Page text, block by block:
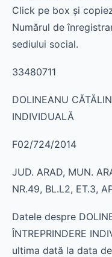
Click pe box și
Numărul de
sediului social.
33480711
DOLINEANU
INDIVIDUALĂ
F02/724/2014
JUD. ARAD, MUN.
NR.49, BL.L2, ET.3,
Datele despre
ÎNTREPRINDERE
ultima dată la data